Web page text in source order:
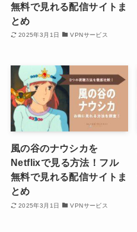
無料で見れる配信サイトま
とめ
2025年3月1日 VPNサービス
風の谷のナウシカを
Netflixで見る方法！フル
無料で見れる配信サイトま
とめ
2025年3月1日 VPNサービス